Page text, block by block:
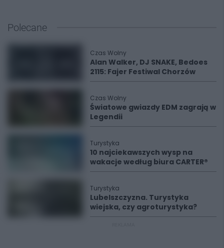
Polecane
Czas Wolny
Alan Walker, DJ SNAKE, Bedoes
2115: Fajer Festiwal Chorzów
Czas Wolny
Światowe gwiazdy EDM zagrają w
Legendii
Turystyka
10 najciekawszych wysp na
wakacje według biura CARTER®
Turystyka
Lubelszczyzna. Turystyka
wiejska, czy agroturystyka?